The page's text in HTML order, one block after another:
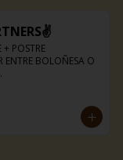
POSTRE
ENTRE BOLOÑESA O